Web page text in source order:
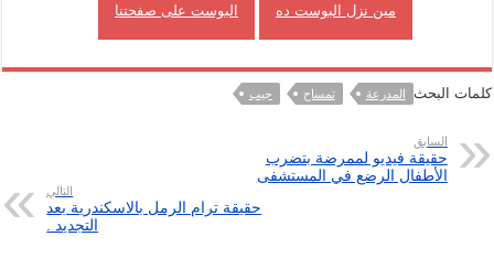
مين نزل البوست ده البوست على صفحتنا
كلمات البحث المدرعة تمساح جيب
السابق
حقيقة فيديو لممرضة بتضرب
الأطفال الرضع في المستشفى
التالي
حقيقة ترام الرمل بالاسكندرية بعد
التجديد .